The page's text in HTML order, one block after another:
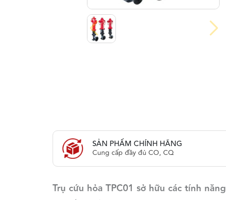
SẢN PHẨM CHÍNH HÃNG
Cung cấp đầy đủ CO, CQ
Trụ cứu hỏa TPC01 sở hữu các tính năng